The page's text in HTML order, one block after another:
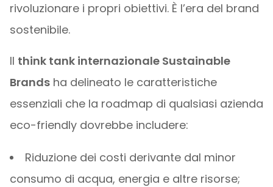
rivoluzionare i propri obiettivi. È l’era del brand
sostenibile.
Il think tank internazionale Sustainable
Brandsha delineato le caratteristiche
essenziali che la roadmap di qualsiasi azienda
eco-friendly dovrebbe includere:
Riduzione dei costi derivante dal minor
consumo di acqua, energia e altre risorse;